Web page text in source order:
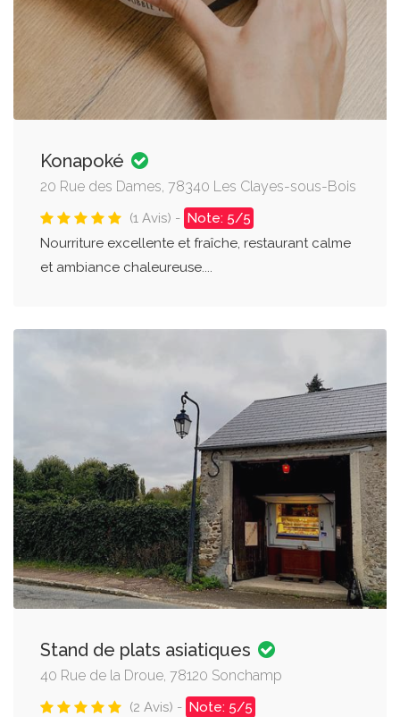
Konapoké
20 Rue des Dames, 78340 Les Clayes-sous-Bois
(1 Avis) - Note: 5/5
Nourriture excellente et fraîche, restaurant calme
et ambiance chaleureuse....
Stand de plats asiatiques
40 Rue de la Droue, 78120 Sonchamp
(2 Avis) - Note: 5/5